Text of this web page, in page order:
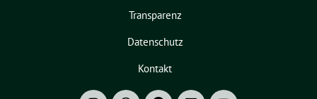
Transparenz
Datenschutz
Kontakt